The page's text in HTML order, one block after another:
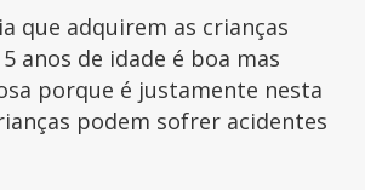
que adquirem as crianças
anos de idade é boa mas
porque é justamente nesta
podem sofrer acidentes